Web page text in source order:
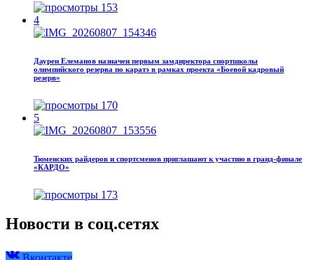
153
4
Даурен Елеманов назначен первым замдиректора спортшколы
олимпийского резерва по каратэ в рамках проекта «Боевой кадровый
резерв»
170
5
Тюменских райдеров и спортсменов приглашают к участию в гранд-финале
«КАРДО»
173
Новости в соц.сетях